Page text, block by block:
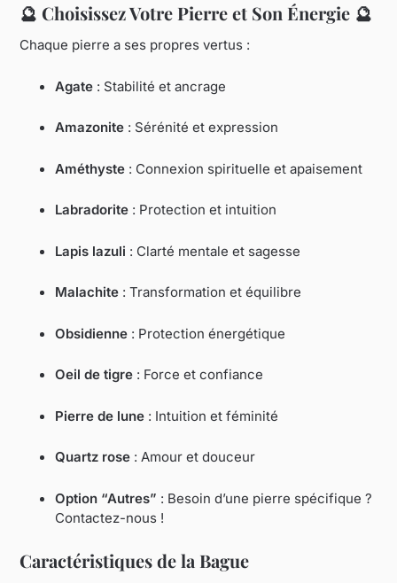
🔮 Choisissez Votre Pierre et Son Énergie 🔮
Chaque pierre a ses propres vertus :
Agate : Stabilité et ancrage
Amazonite : Sérénité et expression
Améthyste : Connexion spirituelle et apaisement
Labradorite : Protection et intuition
Lapis lazuli : Clarté mentale et sagesse
Malachite : Transformation et équilibre
Obsidienne : Protection énergétique
Oeil de tigre : Force et confiance
Pierre de lune : Intuition et féminité
Quartz rose : Amour et douceur
Option “Autres” : Besoin d’une pierre spécifique ?
Contactez-nous !
Caractéristiques de la Bague